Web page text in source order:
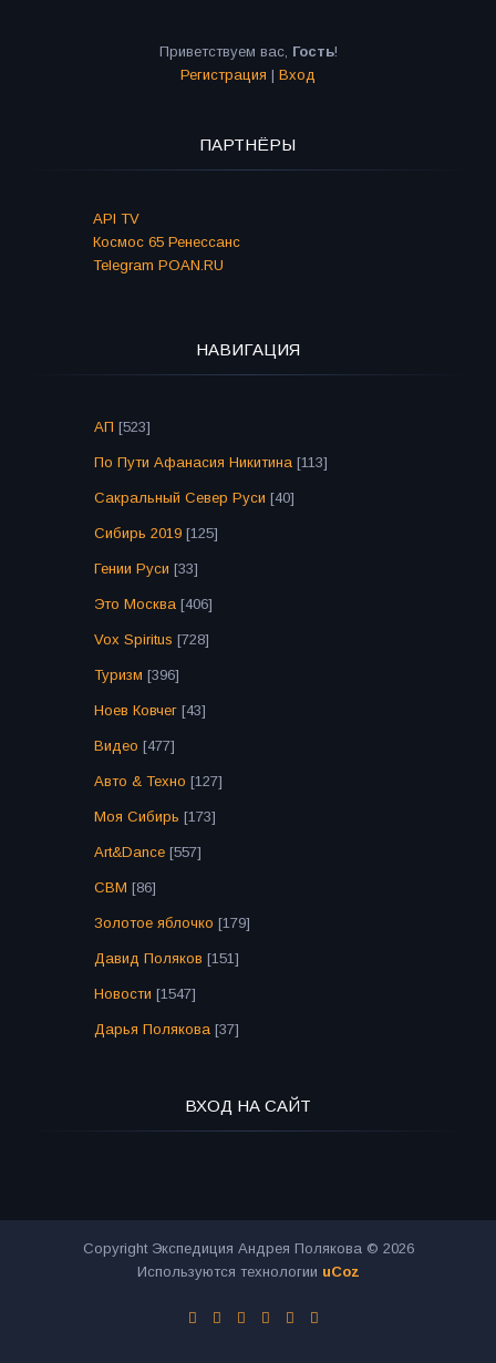
Приветствуем вас, Гость!
Регистрация | Вход
ПАРТНЁРЫ
API TV
Космос 65 Ренессанс
Telegram POAN.RU
НАВИГАЦИЯ
АП [523]
По Пути Афанасия Никитина [113]
Сакральный Север Руси [40]
Сибирь 2019 [125]
Гении Руси [33]
Это Москва [406]
Vox Spiritus [728]
Туризм [396]
Ноев Ковчег [43]
Видео [477]
Авто & Техно [127]
Моя Сибирь [173]
Art&Dance [557]
СВМ [86]
Золотое яблочко [179]
Давид Поляков [151]
Новости [1547]
Дарья Полякова [37]
ВХОД НА САЙТ
Copyright Экспедиция Андрея Полякова © 2026
Используются технологии uCoz